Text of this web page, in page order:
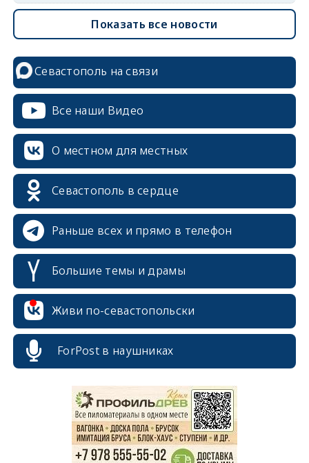
Показать все новости
Севастополь на связи
Все наши Видео
О местном для местных
Севастополь в сердце
Раньше всех и прямо в телефон
Большие темы и драмы
Живи по-севастопольски
ForPost в наушниках
erid: 2SDnjcrDNw6